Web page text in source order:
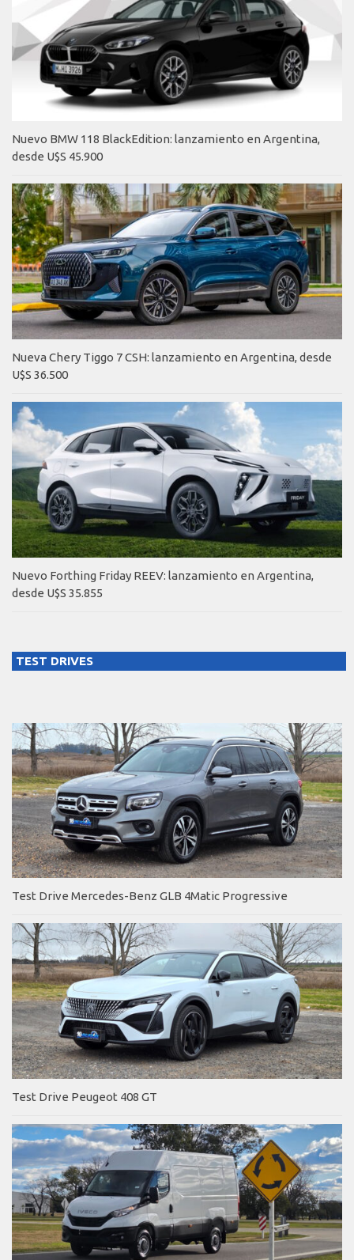
Nuevo BMW 118 BlackEdition: lanzamiento en Argentina,
desde U$S 45.900
Nueva Chery Tiggo 7 CSH: lanzamiento en Argentina, desde
U$S 36.500
Nuevo Forthing Friday REEV: lanzamiento en Argentina,
desde U$S 35.855
TEST DRIVES
Test Drive Mercedes-Benz GLB 4Matic Progressive
Test Drive Peugeot 408 GT